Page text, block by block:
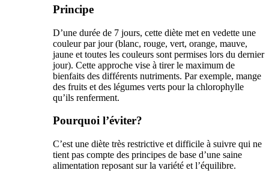
Principe
D’une durée de 7 jours, cette diète met en vedette une
couleur par jour (blanc, rouge, vert, orange, mauve,
jaune et toutes les couleurs sont permises lors du dernier
jour). Cette approche vise à tirer le maximum de
bienfaits des différents nutriments. Par exemple, mange
des fruits et des légumes verts pour la chlorophylle
qu’ils renferment.
Pourquoi l’éviter?
C’est une diète très restrictive et difficile à suivre qui ne
tient pas compte des principes de base d’une saine
alimentation reposant sur la variété et l’équilibre.